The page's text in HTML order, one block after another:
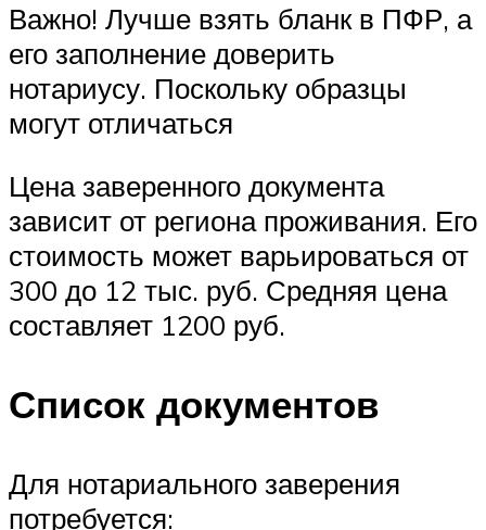
Важно! Лучше взять бланк в ПФР, а
его заполнение доверить
нотариусу. Поскольку образцы
могут отличаться
Цена заверенного документа
зависит от региона проживания. Его
стоимость может варьироваться от
300 до 12 тыс. руб. Средняя цена
составляет 1200 руб.
Список документов
Для нотариального заверения
потребуется: